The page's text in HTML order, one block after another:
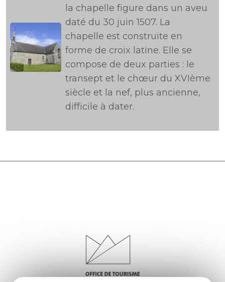
la chapelle figure dans un aveu
daté du 30 juin 1507. La
chapelle est construite en
forme de croix latine. Elle se
compose de deux parties : le
transept et le chœur du XVIème
siècle et la nef, plus ancienne,
difficile à dater.